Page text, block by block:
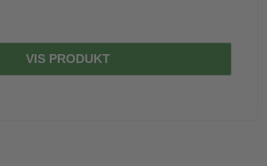
VIS PRODUKT